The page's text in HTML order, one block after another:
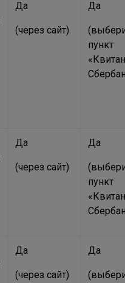
Да
(через сайт)
Да
пункт
Да
(через сайт)
Да
пункт
Да
(через сайт)
Да